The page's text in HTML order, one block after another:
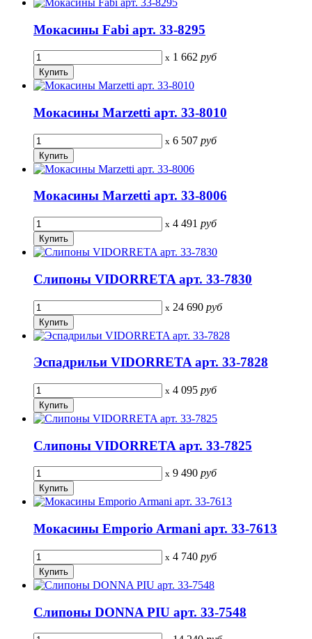
Мокасины Fabi арт. 33-8295
x 1 662 руб
Мокасины Marzetti арт. 33-8010
x 6 507 руб
Мокасины Marzetti арт. 33-8006
x 4 491 руб
Слипоны VIDORRETA арт. 33-7830
x 24 690 руб
Эспадрильи VIDORRETA арт. 33-7828
x 4 095 руб
Слипоны VIDORRETA арт. 33-7825
x 9 490 руб
Мокасины Emporio Armani арт. 33-7613
x 4 740 руб
Слипоны DONNA PIU арт. 33-7548